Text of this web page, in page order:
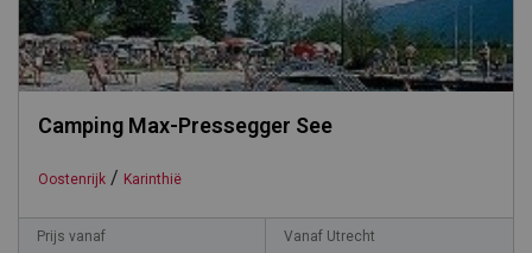
Camping Max-Pressegger See
Oostenrijk / Karinthië
Prijs vanaf
Vanaf Utrecht